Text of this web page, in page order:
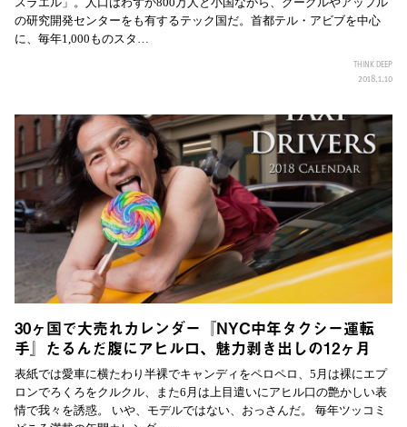
の研究開発センターをも有するテック国だ。首都テル・アビブを中心
に、毎年1,000ものスタ…
THINK DEEP
2018.1.10
30ヶ国で大売れカレンダー『NYC中年タクシー運転
手』たるんだ腹にアヒル口、魅力剥き出しの12ヶ月
表紙では愛車に横たわり半裸でキャンディをペロペロ、5月は裸にエプ
ロンでろくろをクルクル、また6月は上目遣いにアヒル口の艶かしい表
情で我々を誘惑。 いや、モデルではない、おっさんだ。 毎年ツッコミ